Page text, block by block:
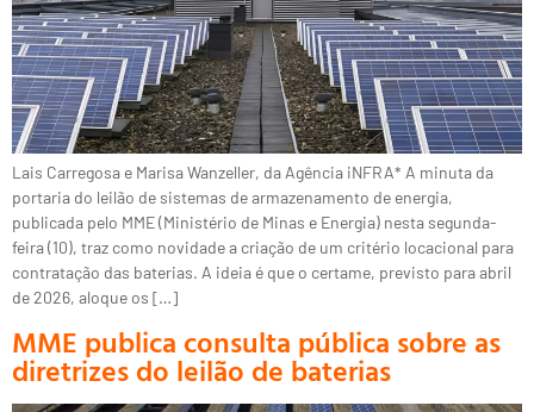
Lais Carregosa e Marisa Wanzeller, da Agência iNFRA* A minuta da
portaria do leilão de sistemas de armazenamento de energia,
publicada pelo MME (Ministério de Minas e Energia) nesta segunda-
feira (10), traz como novidade a criação de um critério locacional para
contratação das baterias. A ideia é que o certame, previsto para abril
de 2026, aloque os […]
MME publica consulta pública sobre as
diretrizes do leilão de baterias